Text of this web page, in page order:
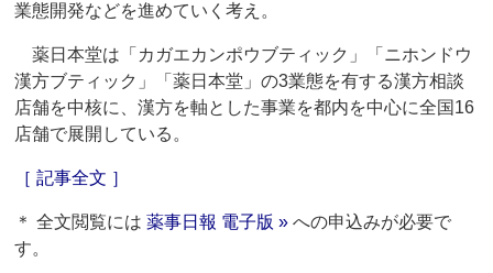
業態開発などを進めていく考え。
薬日本堂は「カガエカンポウブティック」「ニホンドウ
漢方ブティック」「薬日本堂」の3業態を有する漢方相談
店舗を中核に、漢方を軸とした事業を都内を中心に全国16
店舗で展開している。
［ 記事全文 ］
＊ 全文閲覧には薬事日報 電子版 » への申込みが必要で
す。